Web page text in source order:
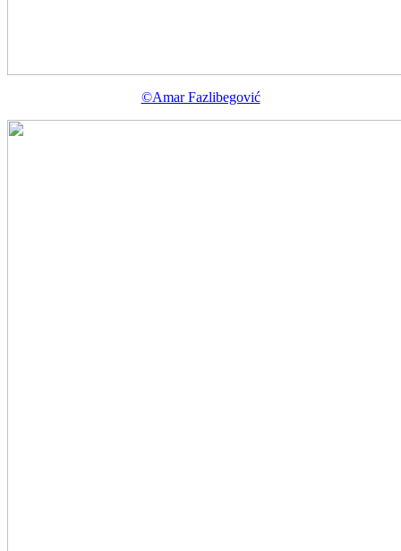
©Amar Fazlibegović